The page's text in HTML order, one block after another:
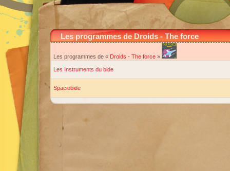
Les programmes de Droids - The force
Les programmes de « Droids - The force »
Les Instruments du bide
Spaciobide